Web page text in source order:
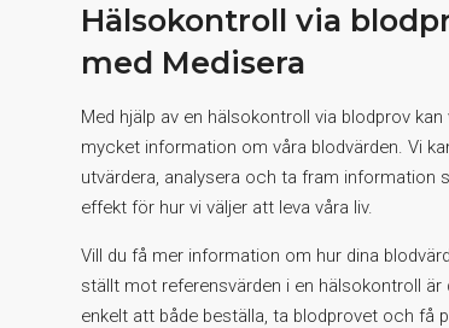
Hälsokontroll via
med Medisera
Med hjälp av en hälsokontroll via blodprov kan
mycket information om våra blodvärden. Vi
utvärdera, analysera och ta fram information
effekt för hur vi väljer att leva våra liv.
Vill du få mer information om hur dina
ställt mot referensvärden i en hälsokontroll är
enkelt att både beställa, ta blodprovet och få